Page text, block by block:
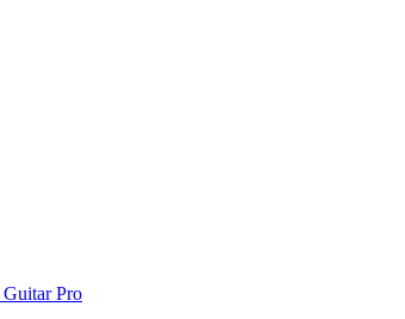
Guitar Pro